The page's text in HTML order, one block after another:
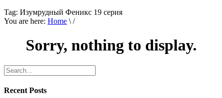
Tag: Изумрудный Феникс 19 серия
You are here: Home \ /
Sorry, nothing to display.
Recent Posts